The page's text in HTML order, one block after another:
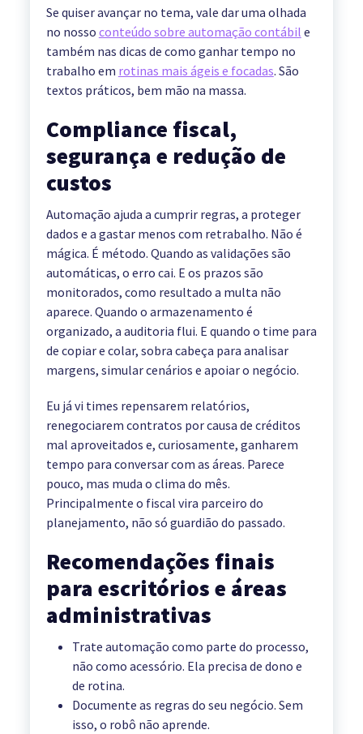
Se quiser avançar no tema, vale dar uma olhada
no nosso conteúdo sobre automação contábil e
também nas dicas de como ganhar tempo no
trabalho em rotinas mais ágeis e focadas. São
textos práticos, bem mão na massa.
Compliance fiscal,
segurança e redução de
custos
Automação ajuda a cumprir regras, a proteger
dados e a gastar menos com retrabalho. Não é
mágica. É método. Quando as validações são
automáticas, o erro cai. E os prazos são
monitorados, como resultado a multa não
aparece. Quando o armazenamento é
organizado, a auditoria flui. E quando o time para
de copiar e colar, sobra cabeça para analisar
margens, simular cenários e apoiar o negócio.
Eu já vi times repensarem relatórios,
renegociarem contratos por causa de créditos
mal aproveitados e, curiosamente, ganharem
tempo para conversar com as áreas. Parece
pouco, mas muda o clima do mês.
Principalmente o fiscal vira parceiro do
planejamento, não só guardião do passado.
Recomendações finais
para escritórios e áreas
administrativas
Trate automação como parte do processo,
não como acessório. Ela precisa de dono e
de rotina.
Documente as regras do seu negócio. Sem
isso, o robô não aprende.